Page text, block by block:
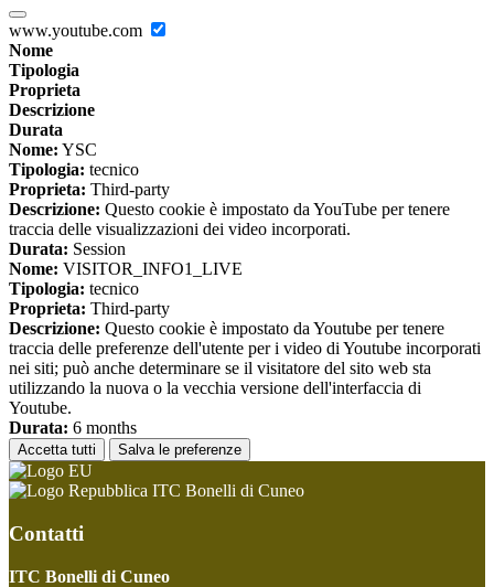
www.youtube.com
Nome
Tipologia
Proprieta
Descrizione
Durata
Nome: YSC
Tipologia: tecnico
Proprieta: Third-party
Descrizione: Questo cookie è impostato da YouTube per tenere
traccia delle visualizzazioni dei video incorporati.
Durata: Session
Nome: VISITOR_INFO1_LIVE
Tipologia: tecnico
Proprieta: Third-party
Descrizione: Questo cookie è impostato da Youtube per tenere
traccia delle preferenze dell'utente per i video di Youtube incorporati
nei siti; può anche determinare se il visitatore del sito web sta
utilizzando la nuova o la vecchia versione dell'interfaccia di
Youtube.
Durata: 6 months
Accetta tutti Salva le preferenze
ITC Bonelli di Cuneo
Contatti
ITC Bonelli di Cuneo